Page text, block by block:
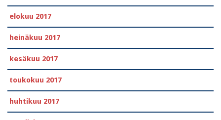
elokuu 2017
heinäkuu 2017
kesäkuu 2017
toukokuu 2017
huhtikuu 2017